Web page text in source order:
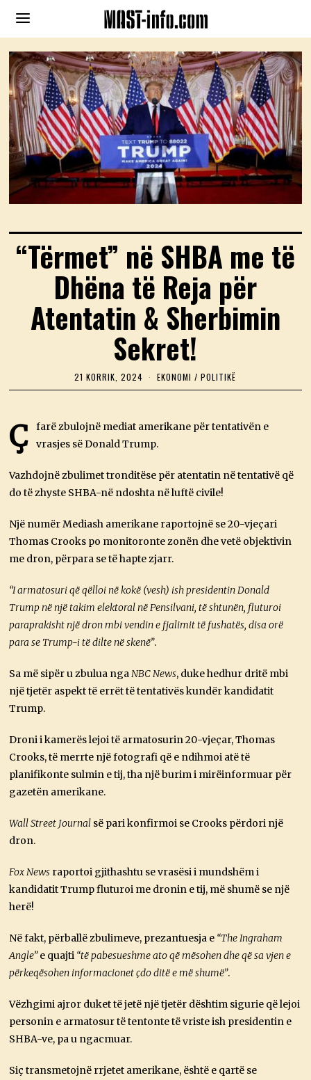
“Tërmet” në SHBA me të
Dhëna të Reja për
Atentatin & Sherbimin
Sekret!
21 KORRIK, 2024
1
R
I
2
0
2
EKONOMI / POLITIKË
Ç
farë zbulojnë mediat amerikane për tentativën e
vrasjes së Donald Trump.
Vazhdojnë zbulimet tronditëse për atentatin në tentativë që
do të zhyste SHBA-në ndoshta në luftë civile!
Një numër Mediash amerikane raportojnë se 20-vjeçari
Thomas Crooks po monitoronte zonën dhe vetë objektivin
me dron, përpara se të hapte zjarr.
“I armatosuri që qëlloi në kokë (vesh) ish presidentin Donald
Trump në një takim elektoral në Pensilvani, të shtunën, fluturoi
paraprakisht një dron mbi vendin e fjalimit të fushatës, disa orë
para se Trump-i të dilte në skenë”.
Sa më sipër u zbulua ngaNBC News, duke hedhur dritë mbi
një tjetër aspekt të errët të tentativës kundër kandidatit
Trump.
Droni i kamerës lejoi të armatosurin 20-vjeçar, Thomas
Crooks, të merrte një fotografi që e ndihmoi atë të
planifikonte sulmin e tij, tha një burim i mirëinformuar për
gazetën amerikane.
Wall Street Journal së pari konfirmoi se Crooks përdori një
dron.
Fox News raportoi gjithashtu se vrasësi i mundshëm i
kandidatit Trump fluturoi me dronin e tij, më shumë se një
herë!
Në fakt, përballë zbulimeve, prezantuesja e “The Ingraham
Angle”e quajti “të pabesueshme ato që mësohen dhe që sa vjen e
përkeqësohen informacionet çdo ditë e më shumë”.
Vëzhgimi ajror duket të jetë një tjetër dështim sigurie që lejoi
personin e armatosur të tentonte të vriste ish presidentin e
SHBA-ve, pa u ngacmuar.
Siç transmetojnë rrjetet amerikane, është e qartë se